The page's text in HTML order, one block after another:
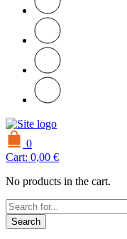
0
Cart: 0,00 €
No products in the cart.
Search